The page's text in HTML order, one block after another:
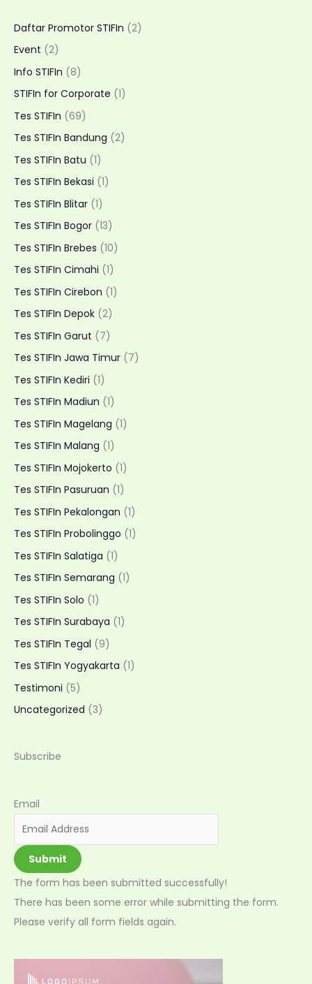
dengan
Layanan
Home
Visit
Fleksibel
Daftar Promotor STIFIn (2)
Event (2)
Info STIFIn (8)
STIFIn for Corporate (1)
Tes STIFIn (69)
Tes STIFIn Bandung (2)
Tes STIFIn Batu (1)
Tes STIFIn Bekasi (1)
Tes STIFIn Blitar (1)
Tes STIFIn Bogor (13)
Tes STIFIn Brebes (10)
Tes STIFIn Cimahi (1)
Tes STIFIn Cirebon (1)
Tes STIFIn Depok (2)
Tes STIFIn Garut (7)
Tes STIFIn Jawa Timur (7)
Tes STIFIn Kediri (1)
Tes STIFIn Madiun (1)
Tes STIFIn Magelang (1)
Tes STIFIn Malang (1)
Tes STIFIn Mojokerto (1)
Tes STIFIn Pasuruan (1)
Tes STIFIn Pekalongan (1)
Tes STIFIn Probolinggo (1)
Tes STIFIn Salatiga (1)
Tes STIFIn Semarang (1)
Tes STIFIn Solo (1)
Tes STIFIn Surabaya (1)
Tes STIFIn Tegal (9)
Tes STIFIn Yogyakarta (1)
Testimoni (5)
Uncategorized (3)
Subscribe
Email
Submit
The form has been submitted successfully!
There has been some error while submitting the form.
Please verify all form fields again.